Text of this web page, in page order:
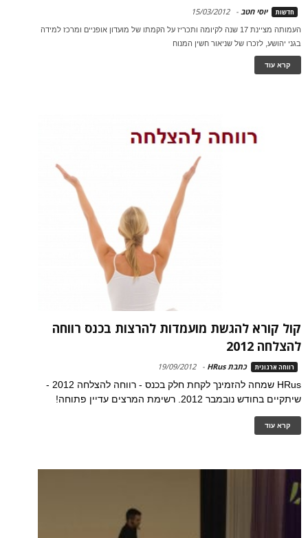
חדשות יוסי חטב -
15/03/2012
העמותה מציינת 17 שנה לקיומה ותכריז על הקמתו של מועדון אופניים ומרכז למידה
בגני יהושע, לזכרו של שניאור חשין המנוח
קרא עוד
קול קורא להגשת מועמדות להרצות בכנס רווחה
להצלחה 2012
רווחה ארגונית כתבת HRus -
19/09/2012
HRus שמחה להזמינך לקחת חלק בכנס - רווחה להצלחה 2012 -
שיתקיים בחודש נובמבר 2012. רשימת המרצים עדיין פתוחה!
קרא עוד